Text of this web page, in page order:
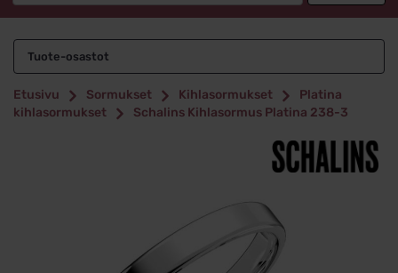
Tuote-osastot
Etusivu Sormukset Kihlasormukset
Platina
kihlasormukset
Schalins Kihlasormus Platina 238-3